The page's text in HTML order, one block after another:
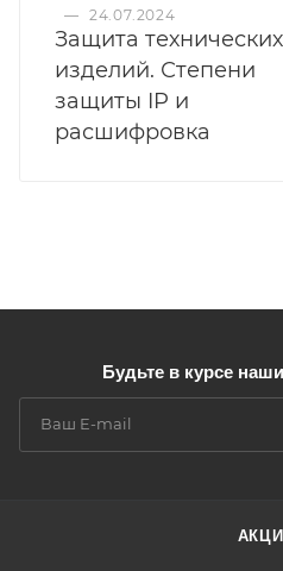
— 24.07.2024
Защита технических
изделий. Степени
защиты IP и
расшифровка
Будьте в курсе